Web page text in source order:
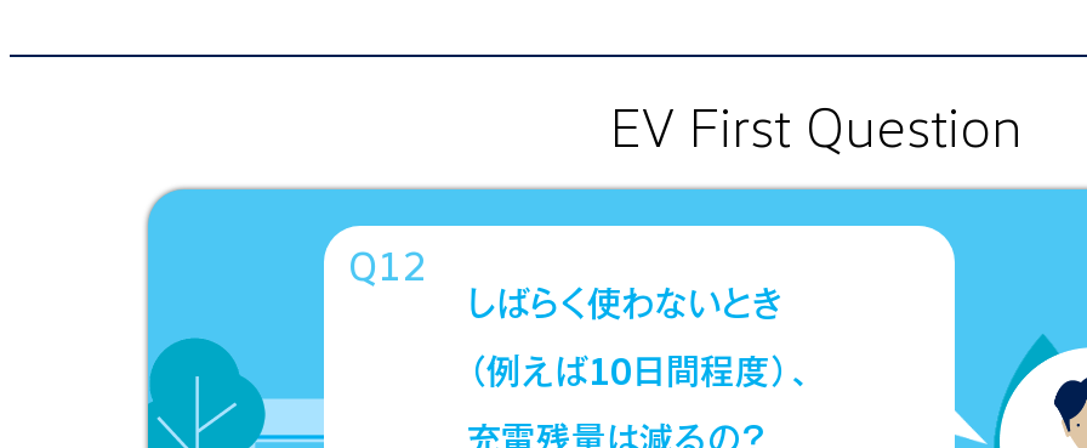
EV First Question
Q12
しばらく使わないとき
（例えば10日間程度）、
充電残量は減るの？